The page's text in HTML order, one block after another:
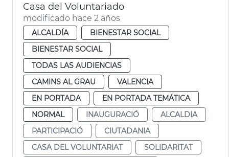
Casa del Voluntariado
modificado hace 2 años
ALCALDÍA
BIENESTAR SOCIAL
BIENESTAR SOCIAL
TODAS LAS AUDIENCIAS
CAMINS AL GRAU
VALENCIA
EN PORTADA
EN PORTADA TEMÁTICA
NORMAL
INAUGURACIÓ
ALCALDIA
PARTICIPACIÓ
CIUTADANIA
CASA DEL VOLUNTARIAT
SOLIDARITAT